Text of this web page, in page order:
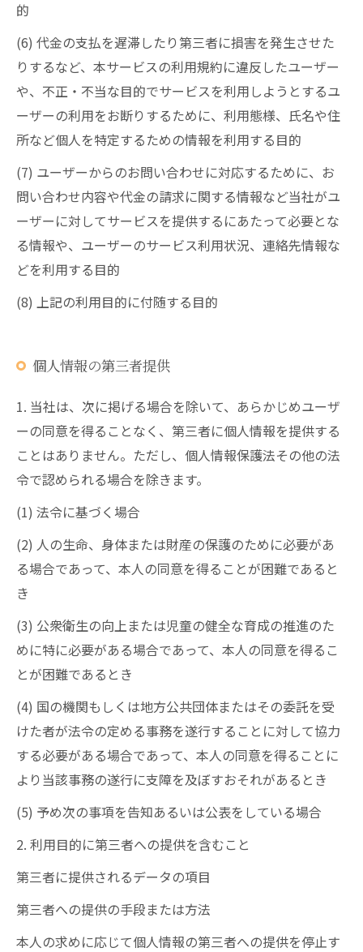
的
(6) 代金の支払を遅滞したり第三者に損害を発生させた
りするなど、本サービスの利用規約に違反したユーザー
や、不正・不当な目的でサービスを利用しようとするユ
ーザーの利用をお断りするために、利用態様、氏名や住
所など個人を特定するための情報を利用する目的
(7) ユーザーからのお問い合わせに対応するために、お
問い合わせ内容や代金の請求に関する情報など当社がユ
ーザーに対してサービスを提供するにあたって必要とな
る情報や、ユーザーのサービス利用状況、連絡先情報な
どを利用する目的
(8) 上記の利用目的に付随する目的
個人情報の第三者提供
1. 当社は、次に掲げる場合を除いて、あらかじめユーザ
ーの同意を得ることなく、第三者に個人情報を提供する
ことはありません。ただし、個人情報保護法その他の法
令で認められる場合を除きます。
(1) 法令に基づく場合
(2) 人の生命、身体または財産の保護のために必要があ
る場合であって、本人の同意を得ることが困難であると
き
(3) 公衆衛生の向上または児童の健全な育成の推進のた
めに特に必要がある場合であって、本人の同意を得るこ
とが困難であるとき
(4) 国の機関もしくは地方公共団体またはその委託を受
けた者が法令の定める事務を遂行することに対して協力
する必要がある場合であって、本人の同意を得ることに
より当該事務の遂行に支障を及ぼすおそれがあるとき
(5) 予め次の事項を告知あるいは公表をしている場合
2. 利用目的に第三者への提供を含むこと
第三者に提供されるデータの項目
第三者への提供の手段または方法
本人の求めに応じて個人情報の第三者への提供を停止す